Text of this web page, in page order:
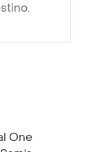
One